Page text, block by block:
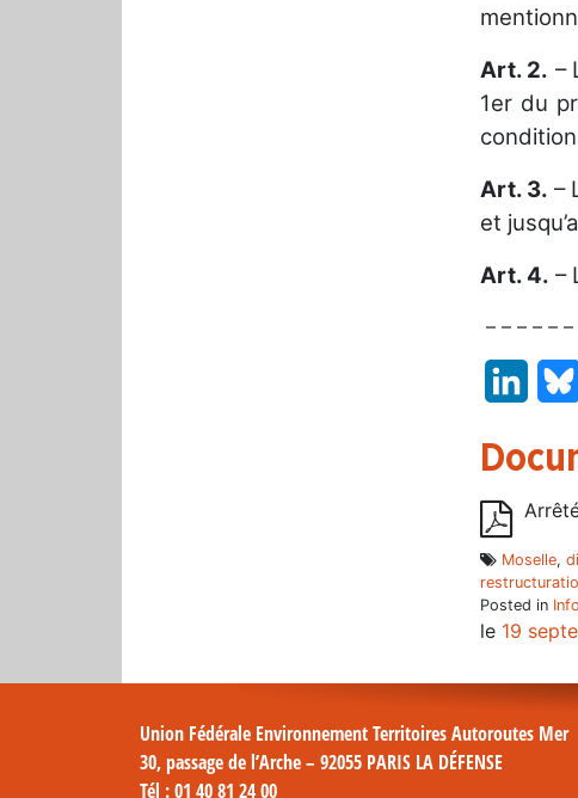
Art. 2. –
1er du
Art. 3. –
et
Art. 4. –
– – – – –
Moselle,
Posted in
le 19
Union Fédérale Environnement Territoires Autoroutes Mer
30, passage de l’Arche – 92055 PARIS LA DÉFENSE
Tél : 01 40 81 24 00